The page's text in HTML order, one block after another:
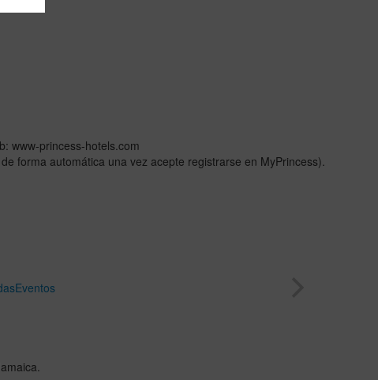
www-princess-hotels.com
forma automática una vez acepte registrarse en MyPrincess).
Eventos